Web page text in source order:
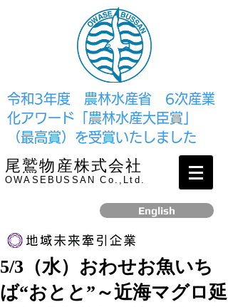
​令和3年度 農林水産省 6次産業
化アワード「農林水産大臣賞」
（最高賞）を受賞いたしました
尾鷲物産株式会社
OWASEBUSSAN Co.,Ltd.
English
リンク
​2017年12月、経済産業省より認定されました
5/3（水）おわせお魚いち
ば“おとと”～近海マグロ延